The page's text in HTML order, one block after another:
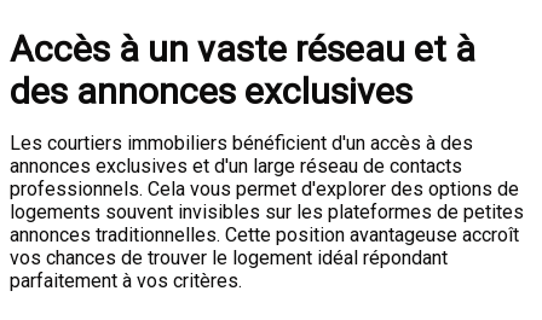
Accès à un vaste réseau et à
des annonces exclusives
Les courtiers immobiliers bénéficient d'un accès à des
annonces exclusives et d'un large réseau de contacts
professionnels. Cela vous permet d'explorer des options de
logements souvent invisibles sur les plateformes de petites
annonces traditionnelles. Cette position avantageuse accroît
vos chances de trouver le logement idéal répondant
parfaitement à vos critères.